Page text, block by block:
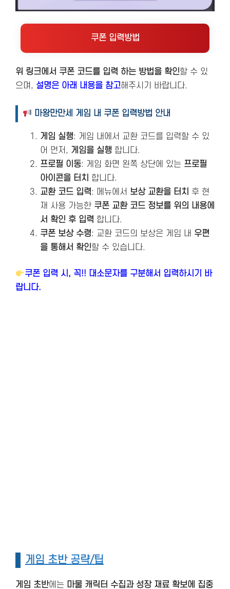
쿠폰 입력방법
위 링크에서 쿠폰 코드를 입력 하는 방법을 확인할 수 있
으며, 설명은 아래 내용을 참고해주시기 바랍니다.
마왕만만세 게임 내 쿠폰 입력방법 안내
게임 실행: 게임 내에서 교환 코드를 입력할 수 있
어 먼저, 게임을 실행 합니다.
프로필 이동: 게임 화면 왼쪽 상단에 있는 프로필
아이콘을 터치
합니다.
교환 코드 입력: 메뉴에서 보상 교환을 터치
후 현
재 사용 가능한 쿠폰 교환 코드 정보를 위의 내용에
서 확인 후 입력 합니다.
쿠폰 보상 수령: 교환 코드의 보상은 게임 내 우편
을 통해서 확인할 수 있습니다.
쿠폰 입력 시, 꼭!! 대소문자를 구분해서 입력하시기 바
랍니다.
게임 초반 공략/팁
게임 초반에는 마물 캐릭터 수집과 성장 재료 확보에 집중